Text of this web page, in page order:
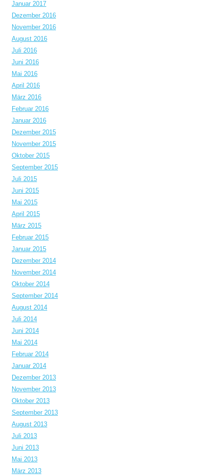
Januar 2017
Dezember 2016
November 2016
August 2016
Juli 2016
Juni 2016
Mai 2016
April 2016
März 2016
Februar 2016
Januar 2016
Dezember 2015
November 2015
Oktober 2015
September 2015
Juli 2015
Juni 2015
Mai 2015
April 2015
März 2015
Februar 2015
Januar 2015
Dezember 2014
November 2014
Oktober 2014
September 2014
August 2014
Juli 2014
Juni 2014
Mai 2014
Februar 2014
Januar 2014
Dezember 2013
November 2013
Oktober 2013
September 2013
August 2013
Juli 2013
Juni 2013
Mai 2013
März 2013